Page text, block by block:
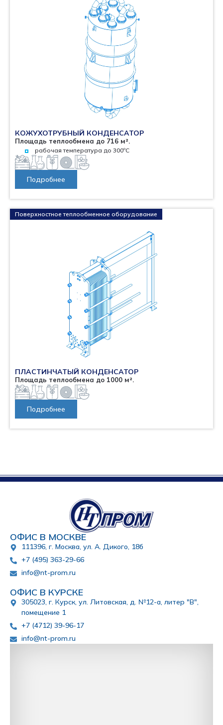
КОЖУХОТРУБНЫЙ КОНДЕНСАТОР
Площадь теплообмена до 716 м².
рабочая температура до 300ºС
Подробнее
Поверхностное теплообменное оборудование
ПЛАСТИНЧАТЫЙ КОНДЕНСАТОР
Площадь теплообмена до 1000 м².
Подробнее
ОФИС В МОСКВЕ
111396, г. Москва, ул. А. Дикого, 18б
+7 (495) 363-29-66
info@nt-prom.ru
ОФИС В КУРСКЕ
305023, г. Курск, ул. Литовская, д. №12-а, литер "В",
помещение 1
+7 (4712) 39-96-17
info@nt-prom.ru